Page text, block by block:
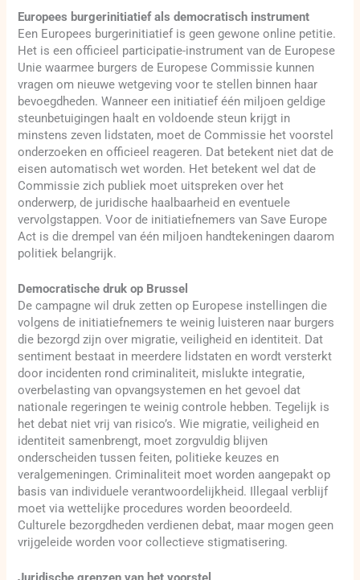
Europees burgerinitiatief als democratisch instrument
Een Europees burgerinitiatief is geen gewone online petitie.
Het is een officieel participatie-instrument van de Europese
Unie waarmee burgers de Europese Commissie kunnen
vragen om nieuwe wetgeving voor te stellen binnen haar
bevoegdheden. Wanneer een initiatief één miljoen geldige
steunbetuigingen haalt en voldoende steun krijgt in
minstens zeven lidstaten, moet de Commissie het voorstel
onderzoeken en officieel reageren. Dat betekent niet dat de
eisen automatisch wet worden. Het betekent wel dat de
Commissie zich publiek moet uitspreken over het
onderwerp, de juridische haalbaarheid en eventuele
vervolgstappen. Voor de initiatiefnemers van Save Europe
Act is die drempel van één miljoen handtekeningen daarom
politiek belangrijk.
Democratische druk op Brussel
De campagne wil druk zetten op Europese instellingen die
volgens de initiatiefnemers te weinig luisteren naar burgers
die bezorgd zijn over migratie, veiligheid en identiteit. Dat
sentiment bestaat in meerdere lidstaten en wordt versterkt
door incidenten rond criminaliteit, mislukte integratie,
overbelasting van opvangsystemen en het gevoel dat
nationale regeringen te weinig controle hebben. Tegelijk is
het debat niet vrij van risico’s. Wie migratie, veiligheid en
identiteit samenbrengt, moet zorgvuldig blijven
onderscheiden tussen feiten, politieke keuzes en
veralgemeningen. Criminaliteit moet worden aangepakt op
basis van individuele verantwoordelijkheid. Illegaal verblijf
moet via wettelijke procedures worden beoordeeld.
Culturele bezorgdheden verdienen debat, maar mogen geen
vrijgeleide worden voor collectieve stigmatisering.